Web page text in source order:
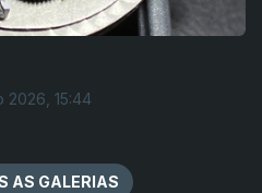
2026, 15:44
AS GALERIAS